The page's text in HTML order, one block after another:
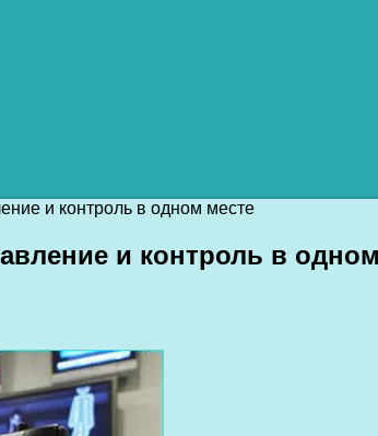
и контроль в одном месте
и контроль в